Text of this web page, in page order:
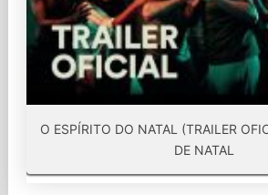
O ESPÍRITO DO NATAL (TRAILER
DE NATAL